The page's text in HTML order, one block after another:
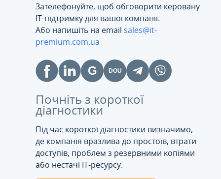
Зателефонуйте, щоб обговорити керовану
ІТ-підтримку для вашої компанії.
Або напишіть на email sales@it-
premium.com.ua
Почніть з короткої
діагностики
Під час короткої діагностики визначимо,
де компанія вразлива до простоїв, втрати
доступів, проблем з резервними копіями
або нестачі IT-ресурсу.